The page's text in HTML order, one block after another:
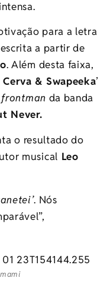
para a letra
escrita a partir de
. Além desta faixa,
Cerva & Swapeeka’
frontman da banda
Never.
o resultado do
musical Leo
. Nós